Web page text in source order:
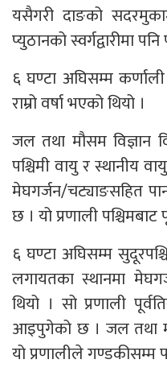
यसैगरी दाङको
प्युठानको स्वर्गद्वारीमा
६ घण्टा अघिसम्म
राम्रो वर्षा भएको थियो ।
जल तथा मौसम विज्ञान
पश्चिमी वायु र स्थानीय
मेघगर्जन/चट्याङसहित
छ । यो प्रणाली
६ घण्टा अघिसम्म
लगायतका स्थानमा
थियो । सो प्रणाली
आइपुगेको छ । जल तथा
यो प्रणालीले गण्डकीसम्म